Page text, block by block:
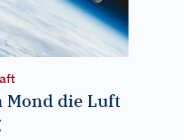
Mond die Luft